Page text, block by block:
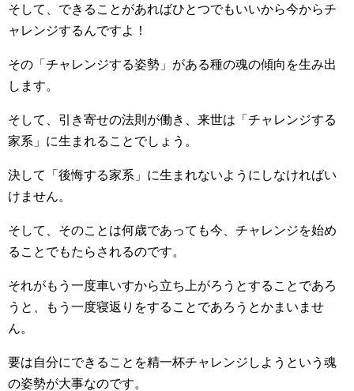
そして、できることがあればひとつでもいいから今からチ
ャレンジするんですよ！
その「チャレンジする姿勢」がある種の魂の傾向を生み出
します。
そして、引き寄せの法則が働き、来世は「チャレンジする
家系」に生まれることでしょう。
決して「後悔する家系」に生まれないようにしなければい
けません。
そして、そのことは何歳であっても今、チャレンジを始め
ることでもたらされるのです。
それがもう一度車いすから立ち上がろうとすることであろ
うと、もう一度寝返りをすることであろうとかまいませ
ん。
要は自分にできることを精一杯チャレンジしようという魂
の姿勢が大事なのです。